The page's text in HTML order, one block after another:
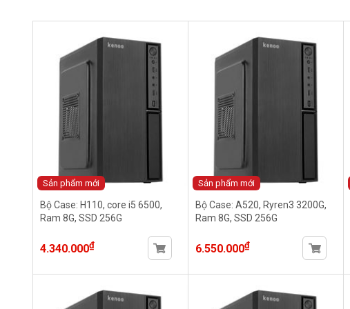
Sản phẩm mới
Bộ Case: H110, core i5 6500,
Ram 8G, SSD 256G
4.340.000₫
Sản phẩm mới
Bộ Case: A520, Ryren3 3200G,
Ram 8G, SSD 256G
6.550.000₫